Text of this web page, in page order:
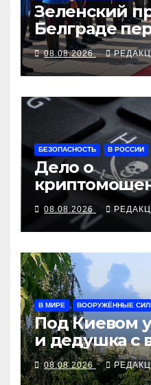
Зеленский
Белграде
Вучичем
08.08.2026
БЕЗОПАСНОСТЬ В РОССИИ
Дело о
оборачивают
терроризму
08.08.2026
В МИРЕ ВООРУЖЁННЫЕ
Под Киевом
и дедушка с
Поволжье и
вновь горят
08.08.2026